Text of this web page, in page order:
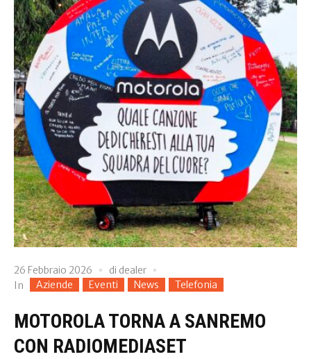
26 Febbraio 2026 di dealer
In
Aziende Eventi News Telefonia
MOTOROLA TORNA A SANREMO
CON RADIOMEDIASET